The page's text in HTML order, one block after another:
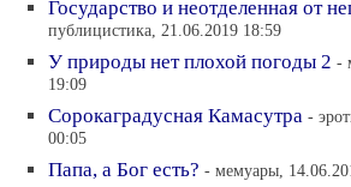
Государство и неотделенная от
публицистика, 21.06.2019 18:59
У природы нет плохой погоды 2 -
19:09
Сорокаградусная Камасутра -
00:05
Папа, а Бог есть? - мемуары,